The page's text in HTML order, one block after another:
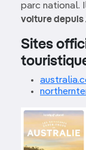
parc national.
voiture depuis
Sites